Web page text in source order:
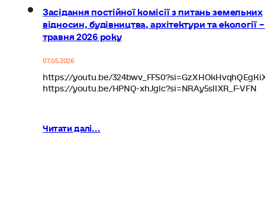
Засідання постійної комісії з питань земельних
відносин, будівництва, архітектури та екології
травня 2026 року
07.05.2026
https://youtu.be/
https://youtu.be/HPNQ-xhJglc?si=NRAy5slIXR_F-VFN
Читати далі...